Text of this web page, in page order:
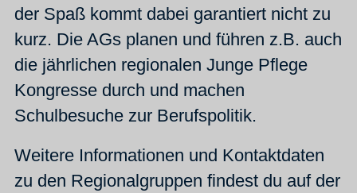
der Spaß kommt dabei garantiert nicht zu
kurz. Die AGs planen und führen z.B. auch
die jährlichen regionalen Junge Pflege
Kongresse durch und machen
Schulbesuche zur Berufspolitik.
Weitere Informationen und Kontaktdaten
zu den Regionalgruppen findest du auf der